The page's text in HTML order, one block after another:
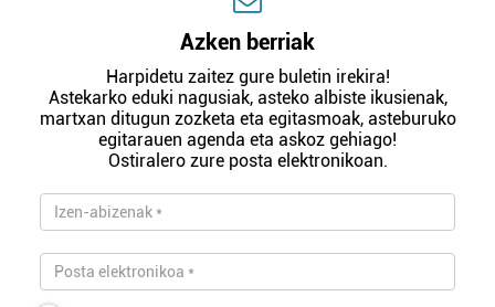
Azken berriak
Harpidetu zaitez gure buletin irekira!
Astekarko eduki nagusiak, asteko albiste ikusienak,
martxan ditugun zozketa eta egitasmoak, asteburuko
egitarauen agenda eta askoz gehiago!
Ostiralero zure posta elektronikoan.